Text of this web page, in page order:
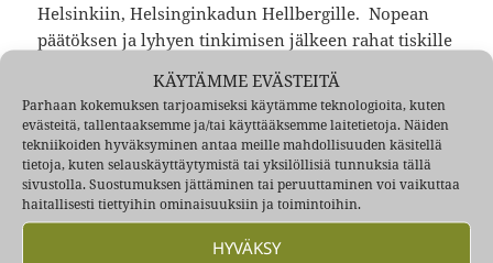
KÄYTÄMME EVÄSTEITÄ
Parhaan kokemuksen tarjoamiseksi käytämme teknologioita, kuten
evästeitä, tallentaaksemme ja/tai käyttääksemme laitetietoja. Näiden
tekniikoiden hyväksyminen antaa meille mahdollisuuden käsitellä
tietoja, kuten selauskäyttäytymistä tai yksilöllisiä tunnuksia tällä
sivustolla. Suostumuksen jättäminen tai peruuttaminen voi vaikuttaa
haitallisesti tiettyihin ominaisuuksiin ja toimintoihin.
HYVÄKSY
Helsinkiin, Helsinginkadun Hellbergille. Nopean
päätöksen ja lyhyen tinkimisen jälkeen rahat tiskille
autona Moskwitz 407 malli Skandinavia ja eihän
mopo sinne mahtunut. Sanoi sitten isälleen, että
kyllä hän kotiin löytää ja osaan ajaa, kun oli monet
kerrat seurannut läheltä Kari Tirkkosen ajoa. Kesä
ajettiin ja syksyllä Solifer Thomos mopo 49cc piti
viedä talviteloille pihasta pilaantumasta. Kellarin
ollessa tupaten täynnä muuta tavaraa ja liian